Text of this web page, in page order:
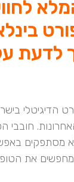
לדעת
הדיגיטלי
חובבי
מסתפקים
את